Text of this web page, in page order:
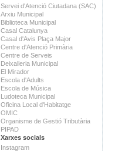
Servei d'Atenció Ciutadana (SAC)
Arxiu Municipal
Biblioteca Municipal
Casal Catalunya
Casal d'Avis Plaça Major
Centre d'Atenció Primària
Centre de Serveis
Deixalleria Municipal
El Mirador
Escola d'Adults
Escola de Música
Ludoteca Municipal
Oficina Local d'Habitatge
OMIC
Organisme de Gestió Tributària
PIPAD
Xarxes socials
Instagram